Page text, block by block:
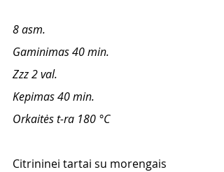
8 asm.
Gaminimas 40 min.
Zzz 2 val.
Kepimas 40 min.
Orkaitės t-ra 180 °C
Citrininei tartai su morengais